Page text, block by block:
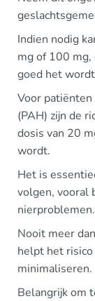
Indien nodig
mg of 100
goed het
Voor
(PAH) zijn de
dosis van 20
wordt.
Het is
volgen, vooral
nierproblemen.
Nooit meer
helpt het
minimaliseren.
Belangrijk om